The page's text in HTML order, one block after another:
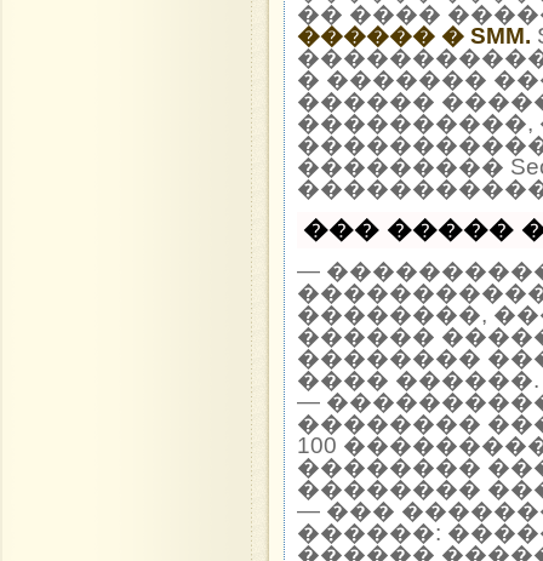
�� ����
������ � SMM.
� �������
������
����������,
���������
��� �����
—
��������,
������
��������
����
—
��������
100
��������
��������
— ���
������:
������